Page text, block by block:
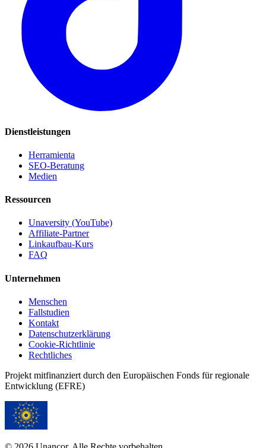
Dienstleistungen
Herramienta
SEO-Beratung
Medien
Ressourcen
Unaversity (YouTube)
Affiliate-Partner
Linkaufbau-Kurs
FAQ
Unternehmen
Menschen
Fallstudien
Kontakt
Datenschutzerklärung
Cookie-Richtlinie
Rechtliches
Projekt mitfinanziert durch den Europäischen Fonds für regionale
Entwicklung (EFRE)